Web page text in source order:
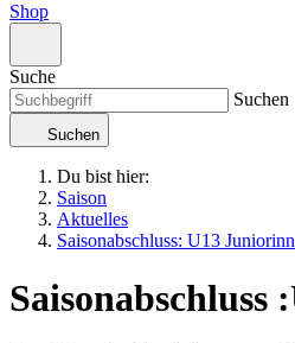
Shop
Suche
Suchen
Suchen
Du bist hier:
Saison
Aktuelles
Saisonabschluss: U13
Saisonabschluss :